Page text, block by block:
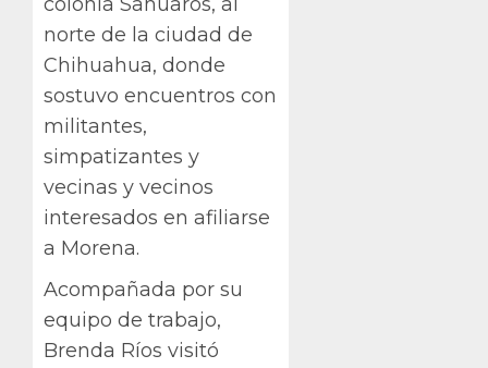
colonia Sahuaros, al
norte de la ciudad de
Chihuahua, donde
sostuvo encuentros con
militantes,
simpatizantes y
vecinas y vecinos
interesados en afiliarse
a Morena.
Acompañada por su
equipo de trabajo,
Brenda Ríos visitó